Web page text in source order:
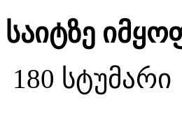
საიტზე
180 სტუმარი